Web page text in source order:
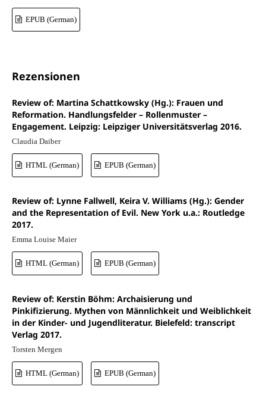
EPUB (German)
Rezensionen
Review of: Martina Schattkowsky (Hg.): Frauen und
Reformation. Handlungsfelder – Rollenmuster –
Engagement. Leipzig: Leipziger Universitätsverlag 2016.
Claudia Daiber
HTML (German) EPUB (German)
Review of: Lynne Fallwell, Keira V. Williams (Hg.): Gender
and the Representation of Evil. New York u.a.: Routledge
2017.
Emma Louise Maier
HTML (German) EPUB (German)
Review of: Kerstin Böhm: Archaisierung und
Pinkifizierung. Mythen von Männlichkeit und Weiblichkeit
in der Kinder- und Jugendliteratur. Bielefeld: transcript
Verlag 2017.
Torsten Mergen
HTML (German) EPUB (German)